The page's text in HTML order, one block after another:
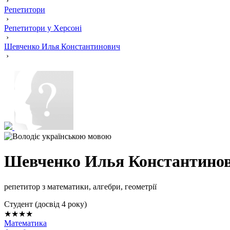
Репетитори
›
Репетитори у Херсоні
›
Шевченко Илья Константинович
›
Шевченко Илья
репетитор з математики, алгебри, геометрії
Cтудент (досвід 4 року)
★★★★
Математика